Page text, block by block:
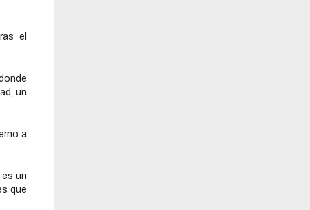
el
un
a
un
que